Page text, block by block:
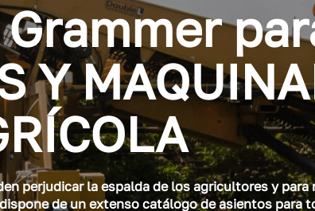
Y
perjudicar la espalda de los agricultores y para
de un extenso catálogo de asientos para